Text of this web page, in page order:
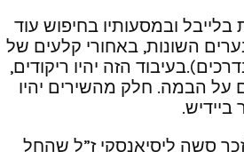
ובמסעותיו בחיפוש עוד
השונות, באחורי קלעים של
הזה יהיו ריקודים,
על הבמה. חלק מהשירים יהיו
סשה ליסיאנסקי ז”ל שהחל